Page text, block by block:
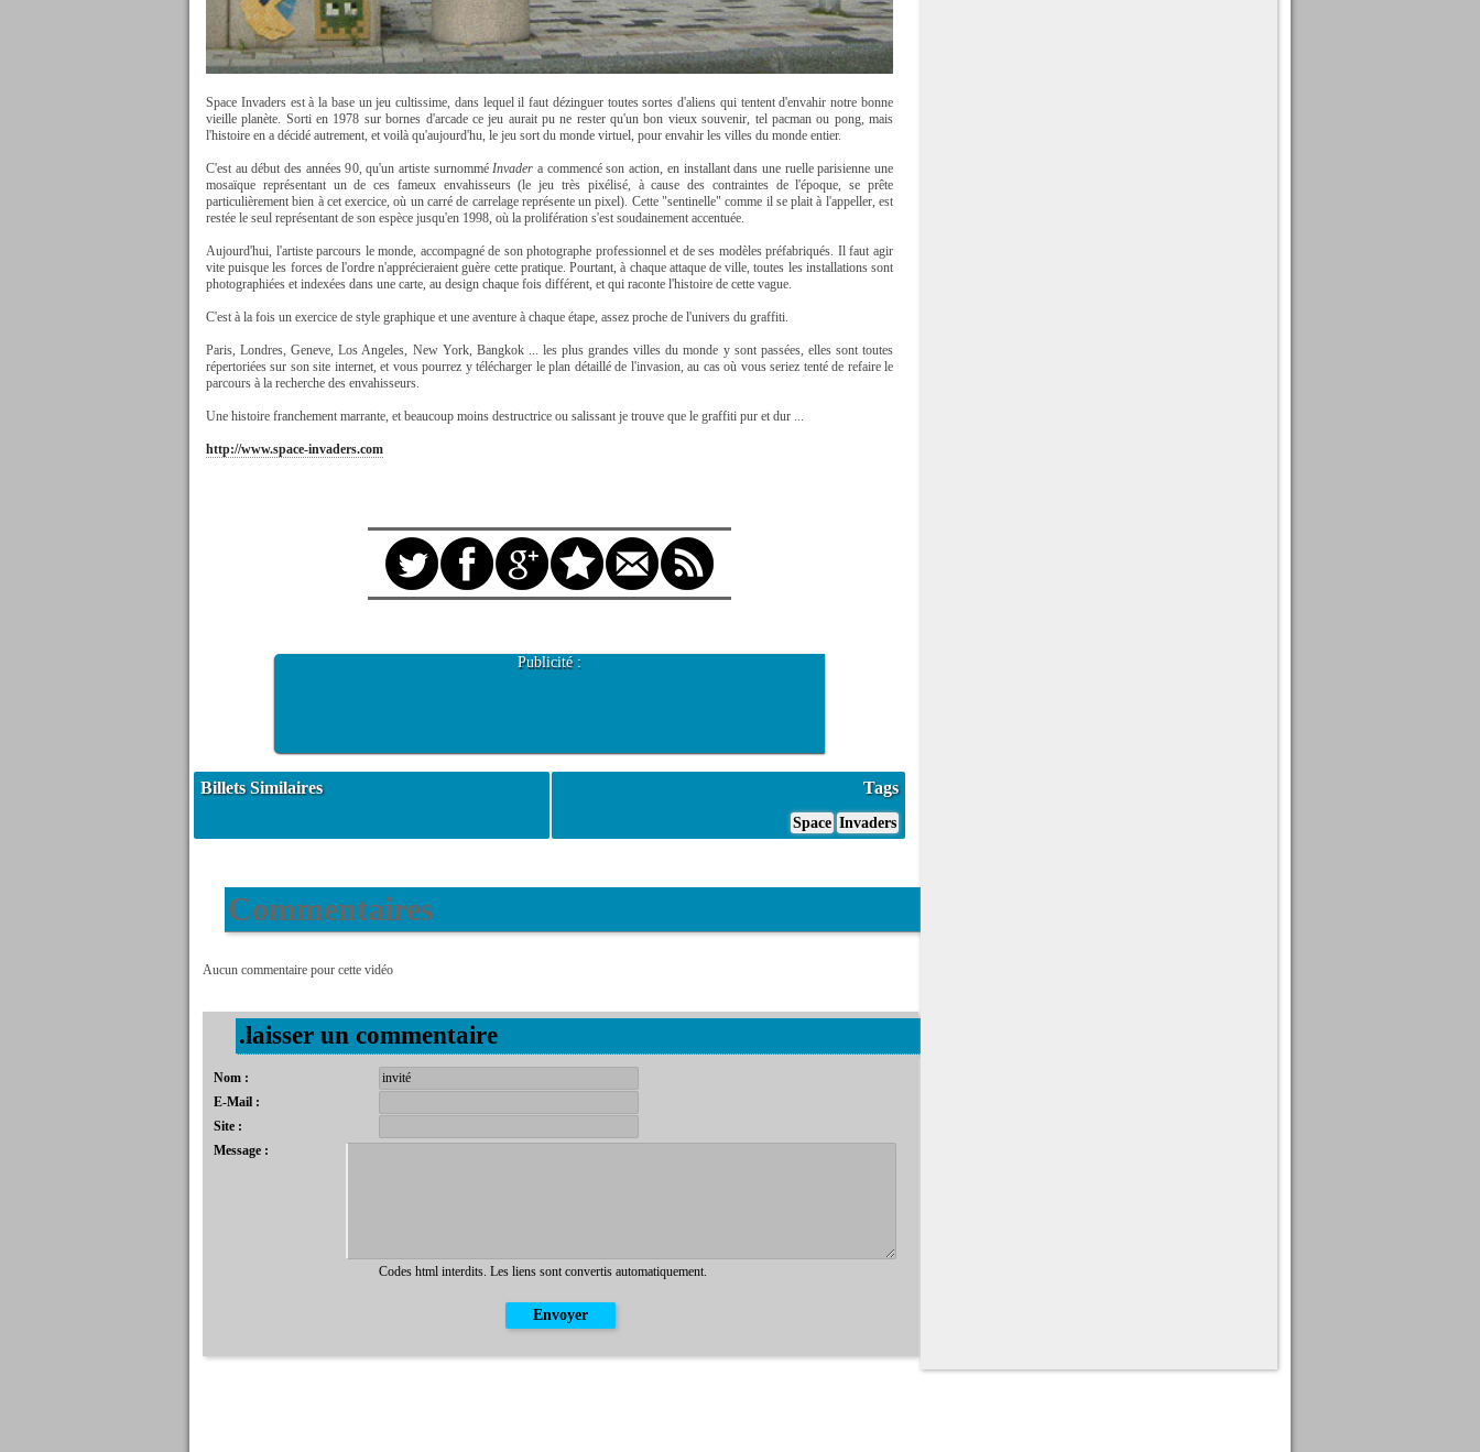
Space Invaders est à la base un jeu cultissime, dans lequel il faut dézinguer toutes sortes d'aliens qui tentent d'envahir notre bonne
vieille planète. Sorti en 1978 sur bornes d'arcade ce jeu aurait pu ne rester qu'un bon vieux souvenir, tel pacman ou pong, mais
l'histoire en a décidé autrement, et voilà qu'aujourd'hu, le jeu sort du monde virtuel, pour envahir les villes du monde entier.
C'est au début des années 90, qu'un artiste surnommé Invader a commencé son action, en installant dans une ruelle parisienne une
mosaïque représentant un de ces fameux envahisseurs (le jeu très pixélisé, à cause des contraintes de l'époque, se prête
particulièrement bien à cet exercice, où un carré de carrelage représente un pixel). Cette "sentinelle" comme il se plait à l'appeller, est
restée le seul représentant de son espèce jusqu'en 1998, où la prolifération s'est soudainement accentuée.
Aujourd'hui, l'artiste parcours le monde, accompagné de son photographe professionnel et de ses modèles préfabriqués. Il faut agir
vite puisque les forces de l'ordre n'apprécieraient guère cette pratique. Pourtant, à chaque attaque de ville, toutes les installations sont
photographiées et indexées dans une carte, au design chaque fois différent, et qui raconte l'histoire de cette vague.
C'est à la fois un exercice de style graphique et une aventure à chaque étape, assez proche de l'univers du graffiti.
Paris, Londres, Geneve, Los Angeles, New York, Bangkok ... les plus grandes villes du monde y sont passées, elles sont toutes
répertoriées sur son site internet, et vous pourrez y télécharger le plan détaillé de l'invasion, au cas où vous seriez tenté de refaire le
parcours à la recherche des envahisseurs.
Une histoire franchement marrante, et beaucoup moins destructrice ou salissant je trouve que le graffiti pur et dur ...
http://www.space-invaders.com
Publicité :
Billets Similaires Tags
Space Invaders
Commentaires
Aucun commentaire pour cette vidéo
.laisser un commentaire
Nom :
E-Mail :
Site :
Message :
Codes html interdits. Les liens sont convertis automatiquement.